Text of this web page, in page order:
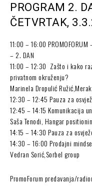
PROGRAM 2.
ČETVRTAK,
11:00 – 16:00 PROMOFORUM
– 2. DAN
11:00 – 12:30 Zašto i kako
privatnom okruženju?
Marinela Dropulić
12:30 – 12:45 Pauza za
12:45 – 14:15 Komunikacija
Saša Tenodi, Hangar
14:15 – 14:30 Pauza za
14:30 – 16:00 Prodajni
Vedran Sorić,Sorbel group
PromoForum predavanja/